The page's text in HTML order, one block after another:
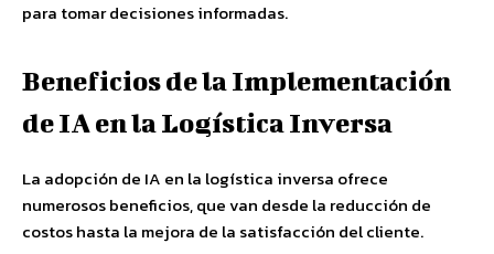
para tomar decisiones informadas.
Beneficios de la Implementación
de IA en la Logística Inversa
La adopción de IA en la logística inversa ofrece
numerosos beneficios, que van desde la reducción de
costos hasta la mejora de la satisfacción del cliente.